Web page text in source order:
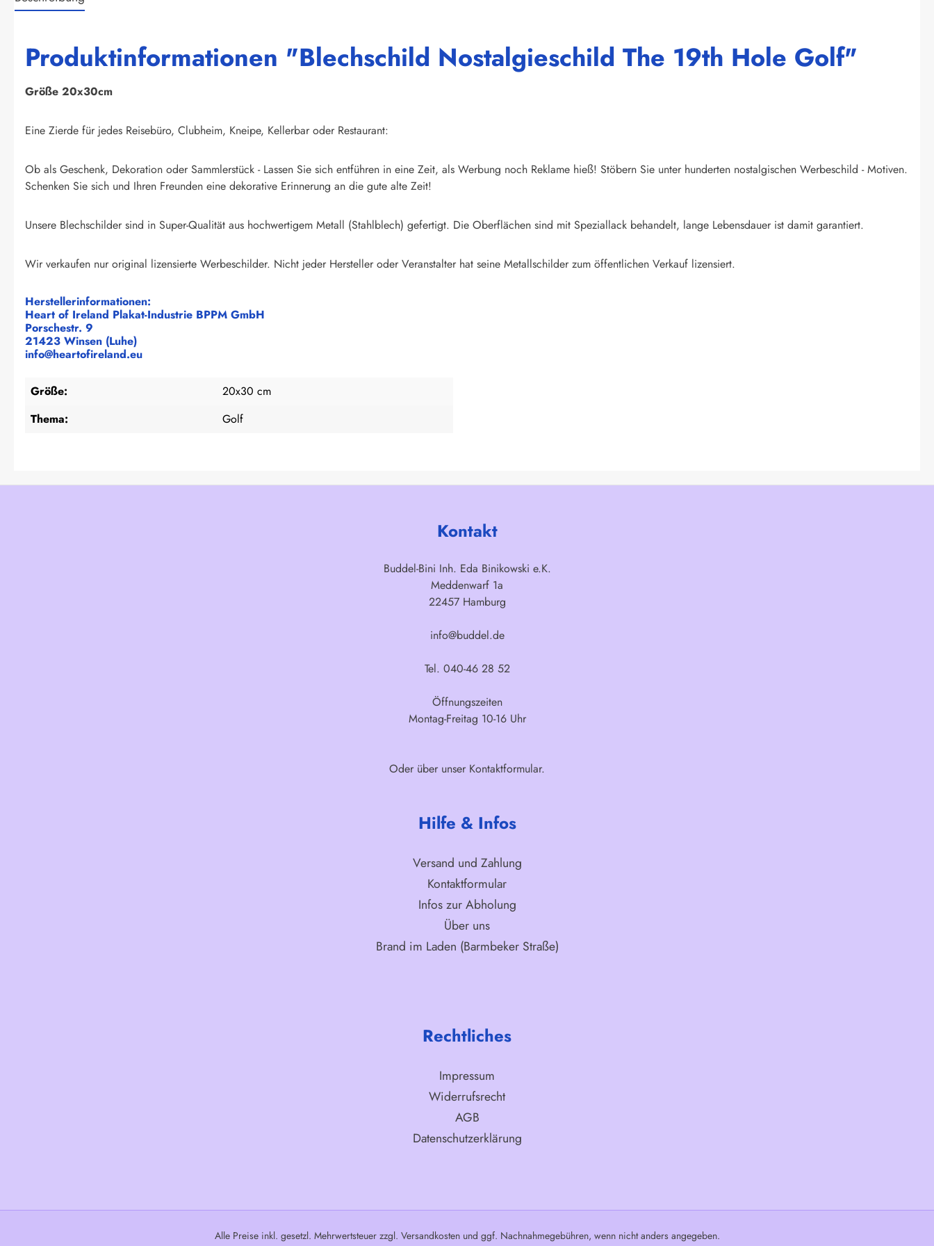
Produktinformationen "Blechschild Nostalgieschild The 19th Hole Golf"
Größe 20x30cm
Eine Zierde für jedes Reisebüro, Clubheim, Kneipe, Kellerbar oder Restaurant:
Ob als Geschenk, Dekoration oder Sammlerstück - Lassen Sie sich entführen in eine Zeit, als Werbung noch Reklame hieß! Stöbern Sie unter hunderten nostalgischen Werbeschild - Motiven.
Schenken Sie sich und Ihren Freunden eine dekorative Erinnerung an die gute alte Zeit!
Unsere Blechschilder sind in Super-Qualität aus hochwertigem Metall (Stahlblech) gefertigt. Die Oberflächen sind mit Speziallack behandelt, lange Lebensdauer ist damit garantiert.
Wir verkaufen nur original lizensierte Werbeschilder. Nicht jeder Hersteller oder Veranstalter hat seine Metallschilder zum öffentlichen Verkauf lizensiert.
Herstellerinformationen:
Heart of Ireland Plakat-Industrie BPPM GmbH
Porschestr. 9
21423 Winsen (Luhe)
info@heartofireland.eu
Größe:
20x30 cm
Thema:
Golf
Kontakt
Buddel-Bini Inh. Eda Binikowski e.K.
Meddenwarf 1a
22457 Hamburg
info@buddel.de
Tel. 040-46 28 52
Öffnungszeiten
Montag-Freitag 10-16 Uhr
Oder über unser Kontaktformular.
Hilfe & Infos
Versand und Zahlung
Kontaktformular
Infos zur Abholung
Über uns
Brand im Laden (Barmbeker Straße)
Rechtliches
Impressum
Widerrufsrecht
AGB
Datenschutzerklärung
Alle Preise inkl. gesetzl. Mehrwertsteuer zzgl. Versandkostenund ggf. Nachnahmegebühren, wenn nicht anders angegeben.